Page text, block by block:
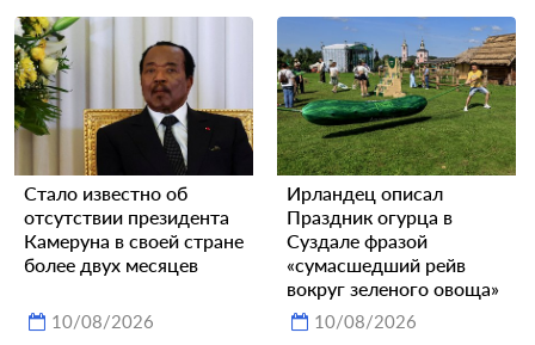
Стало известно об
отсутствии президента
Камеруна в своей стране
более двух месяцев
10/08/2026
Ирландец описал
Праздник огурца в
Суздале фразой
«сумасшедший рейв
вокруг зеленого овоща»
10/08/2026